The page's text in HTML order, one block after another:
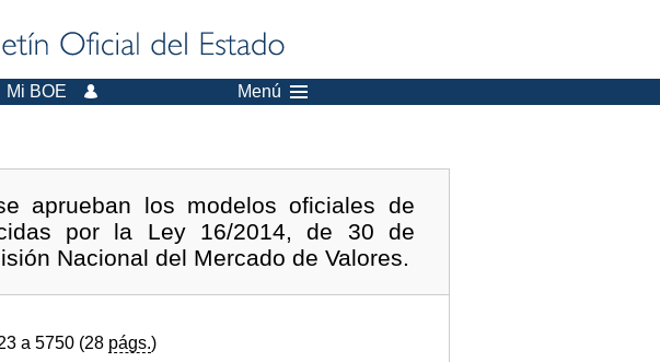
Mi BOE Menú
aprueban los modelos oficiales de
por la Ley 16/2014, de 30 de
Nacional del Mercado de Valores.
a 5750 (28 págs.)